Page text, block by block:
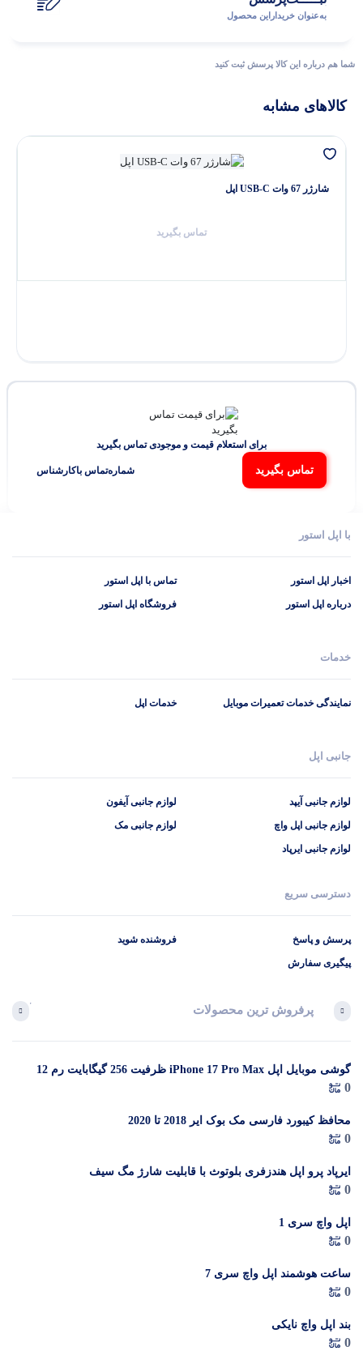
به‌عنوان ‌خریدار‌این‌ محصول
شما هم درباره این کالا پرسش ثبت کنید
کالاهای مشابه
شارژر 67 وات USB-C اپل
تماس بگیرید
برای استعلام قیمت و موجودی تماس بگیرید
تماس بگیرید شماره‌تماس‌ با‌کارشناس
با اپل استور
اخبار اپل استور
درباره اپل استور
تماس با اپل استور
فروشگاه اپل استور
خدمات
نمایندگی خدمات تعمیرات موبایل خدمات اپل
جانبی اپل
لوازم جانبی آیپد
لوازم جانبی اپل واچ
لوازم جانبی ایرپاد
لوازم جانبی آیفون
لوازم جانبی مک
دسترسی سریع
پرسش و پاسخ
پیگیری سفارش
فروشنده شوید
پرفروش ترین محصولات
گوشی موبایل اپل iPhone 17 Pro Max ظرفیت 256 گیگابایت رم 12
گیگابایت (ZAA) – Not Active رجیستر شده
0
محافظ کیبورد فارسی مک بوک ایر 2018 تا 2020
0
ایرپاد پرو اپل هندزفری بلوتوث با قابلیت شارژ مگ سیف
0
اپل واچ سری 1
0
ساعت هوشمند اپل واچ سری 7
0
بند اپل واچ نایکی
0